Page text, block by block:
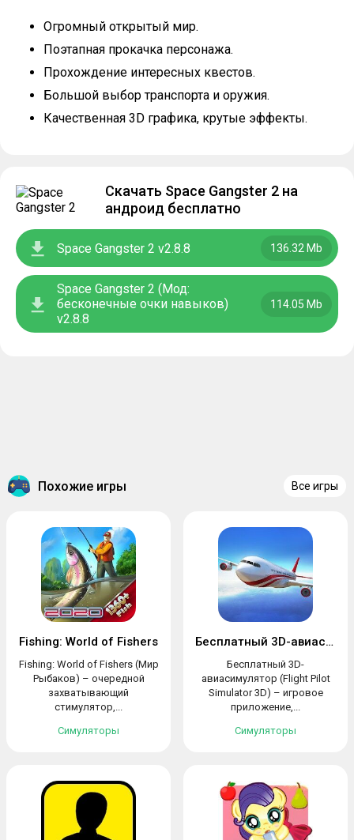
Огромный открытый мир.
Поэтапная прокачка персонажа.
Прохождение интересных квестов.
Большой выбор транспорта и оружия.
Качественная 3D графика, крутые эффекты.
Скачать Space Gangster 2 на
андроид бесплатно
Space Gangster 2 v2.8.8 136.32 Mb
Space Gangster 2 (Мод:
бесконечные очки навыков)
v2.8.8
114.05 Mb
Похожие игры Все игры
Fishing: World of Fishers
Fishing: World of Fishers (Мир
Рыбаков) – очередной
захватывающий
стимулятор,...
Симуляторы
Бесплатный 3D-авиасимулятор
Бесплатный 3D-
авиасимулятор (Flight Pilot
Simulator 3D) – игровое
приложение,...
Симуляторы